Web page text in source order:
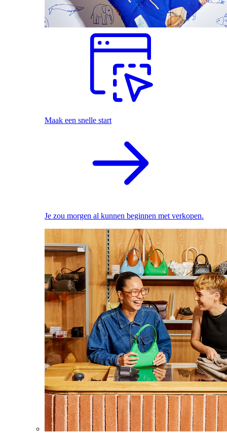
Maak een snelle start
Je zou morgen al kunnen beginnen met verkopen.